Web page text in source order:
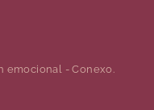
emocional - Conexo.